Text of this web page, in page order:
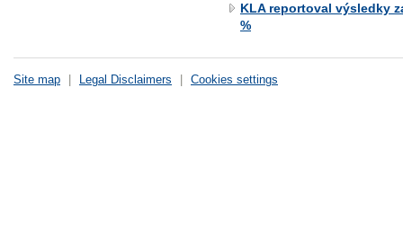
KLA reportoval výsledky
%
Site map Legal Disclaimers Cookies settings